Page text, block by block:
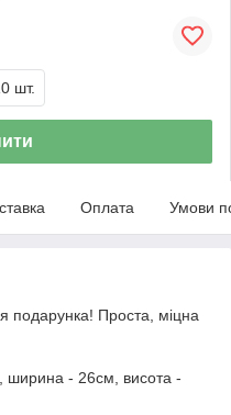
шт.
Оплата Умови
подарунка! Проста, міцна
ширина - 26см, висота -